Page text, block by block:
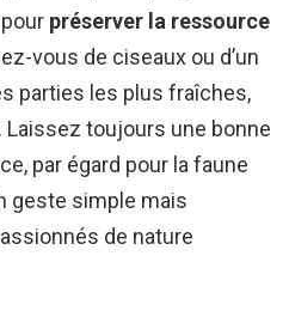
préserver la ressource
vous de ciseaux ou d’un
parties les plus fraîches,
toujours une bonne
par égard pour la faune
geste simple mais
de nature